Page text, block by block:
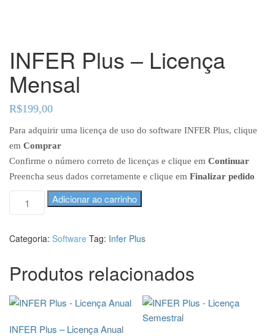
INFER Plus – Licença
Mensal
R$199,00
Para adquirir uma licença de uso do software INFER Plus, clique
em Comprar
Confirme o número correto de licenças e clique em Continuar
Preencha seus dados corretamente e clique em Finalizar pedido
I
E
s
L
Adicionar ao carrinho
r
a
t
i
v
e
Categoria: Software Tag: Infer Plus
Produtos relacionados
INFER Plus – Licença Anual